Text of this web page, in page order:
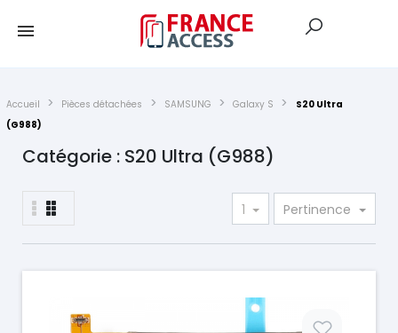
Accueil Pièces détachées SAMSUNG Galaxy S
S20 Ultra
(G988)
Catégorie : S20 Ultra (G988)
1 Pertinence
Prix